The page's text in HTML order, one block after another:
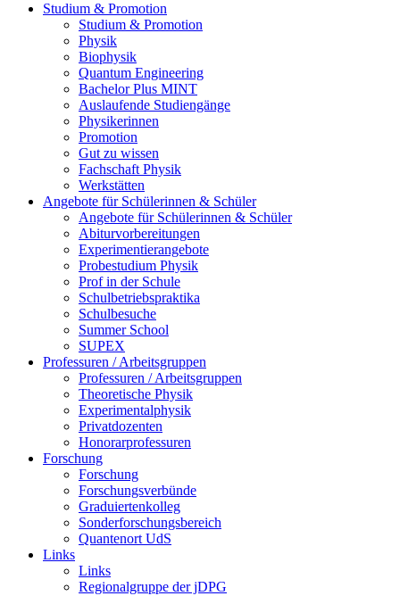
Studium & Promotion
Studium & Promotion
Physik
Biophysik
Quantum Engineering
Bachelor Plus MINT
Auslaufende Studiengänge
Physikerinnen
Promotion
Gut zu wissen
Fachschaft Physik
Werkstätten
Angebote für Schülerinnen & Schüler
Angebote für Schülerinnen & Schüler
Abiturvorbereitungen
Experimentierangebote
Probestudium Physik
Prof in der Schule
Schulbetriebspraktika
Schulbesuche
Summer School
SUPEX
Professuren / Arbeitsgruppen
Professuren / Arbeitsgruppen
Theoretische Physik
Experimentalphysik
Privatdozenten
Honorarprofessuren
Forschung
Forschung
Forschungsverbünde
Graduiertenkolleg
Sonderforschungsbereich
Quantenort UdS
Links
Links
Regionalgruppe der jDPG